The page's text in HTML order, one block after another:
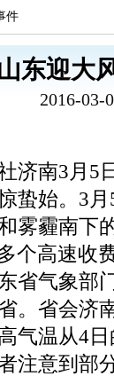
件
东迎大
2016-03-
南3月5日
蛰始。3
雾霾南下
个高速收
气象部门
。省会济
气温从4
注意到部